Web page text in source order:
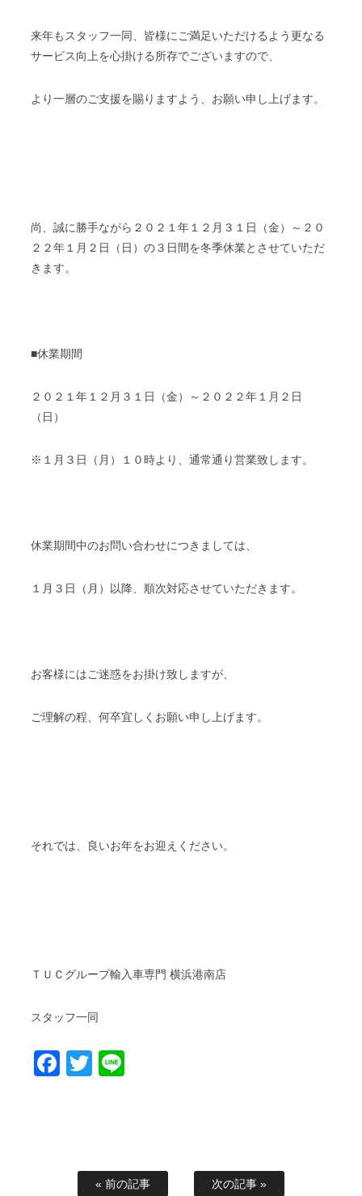
来年もスタッフ一同、皆様にご満足いただけるよう更なる
サービス向上を心掛ける所存でございますので、
より一層のご支援を賜りますよう、お願い申し上げます。
尚、誠に勝手ながら２０２１年１２月３１日（金）～２０
２２年１月２日（日）の３日間を冬季休業とさせていただ
きます。
■休業期間
２０２１年１２月３１日（金）～２０２２年１月２日
（日）
※１月３日（月）１０時より、通常通り営業致します。
休業期間中のお問い合わせにつきましては、
１月３日（月）以降、順次対応させていただきます。
お客様にはご迷惑をお掛け致しますが、
ご理解の程、何卒宜しくお願い申し上げます。
それでは、良いお年をお迎えください。
ＴＵＣグループ輸入車専門 横浜港南店
スタッフ一同
Facebook
Twitter
« 前の記事 次の記事 »